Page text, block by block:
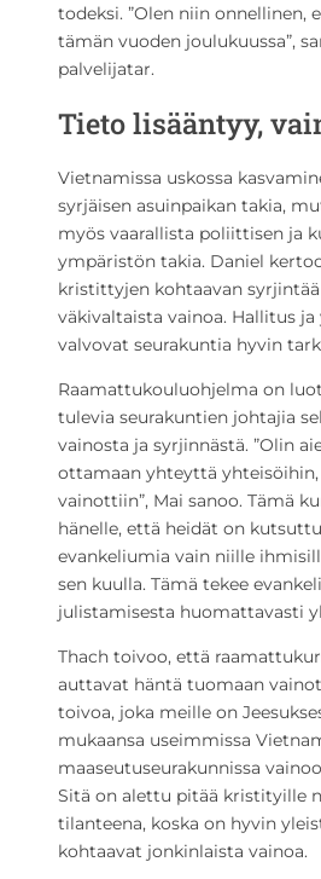
todeksi. ”Olen niin onnellinen,
tämän vuoden joulukuussa”,
palvelijatar.
Tieto lisääntyy,
Vietnamissa uskossa
syrjäisen asuinpaikan takia,
myös vaarallista poliittisen ja
ympäristön takia. Daniel
kristittyjen kohtaavan
väkivaltaista vainoa. Hallitus
valvovat seurakuntia hyvin
Raamattukouluohjelma on
tulevia seurakuntien johtajia
vainosta ja syrjinnästä. ”Olin
ottamaan yhteyttä
vainottiin”, Mai sanoo. Tämä
hänelle, että heidät on
evankeliumia vain niille
sen kuulla. Tämä tekee
julistamisesta huomattavasti
Thach toivoo, että
auttavat häntä tuomaan
toivoa, joka meille on
mukaansa useimmissa
maaseutuseurakunnissa
Sitä on alettu pitää kristityille
tilanteena, koska on hyvin
kohtaavat jonkinlaista vainoa.